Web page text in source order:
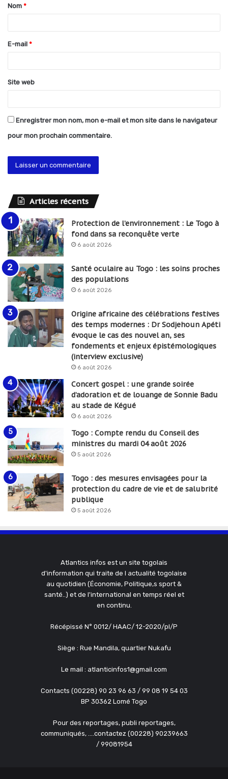
a
e
*
Nom *
E-mail *
Site web
Enregistrer mon nom, mon e-mail et mon site dans le navigateur
pour mon prochain commentaire.
Articles récents
Protection de l’environnement : Le Togo à
fond dans sa reconquête verte
6 août 2026
Santé oculaire au Togo : les soins proches
des populations
6 août 2026
Origine africaine des célébrations festives
des temps modernes : Dr Sodjehoun Apéti
évoque le cas des nouvel an, ses
fondements et enjeux épistémologiques
(interview exclusive)
6 août 2026
Concert gospel : une grande soirée
d’adoration et de louange de Sonnie Badu
au stade de Kégué
6 août 2026
Togo : Compte rendu du Conseil des
ministres du mardi 04 août 2026
5 août 2026
Togo : des mesures envisagées pour la
protection du cadre de vie et de salubrité
publique
5 août 2026
Atlantics infos est un site togolais
d'information qui traite de l actualité togolaise
au quotidien (Économie, Politique,s sport &
santé..) et de l'international en temps réel et
en continu.
Récépissé N° 0012/ HAAC/ 12-2020/pl/P
Siège : Rue Mandila, quartier Nukafu
Le mail : atlanticinfos1@gmail.com
Contacts (00228) 90 23 96 63 / 99 08 19 54 03
BP 30362 Lomé Togo
Pour des reportages, publi reportages,
communiqués, ....contactez (00228) 90239663
/ 99081954